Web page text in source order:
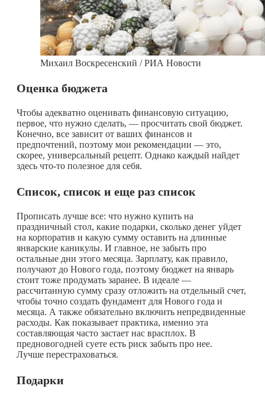
Михаил Воскресенский / РИА Новости
Оценка бюджета
Чтобы адекватно оценивать финансовую ситуацию,
первое, что нужно сделать, — просчитать свой бюджет.
Конечно, все зависит от ваших финансов и
предпочтений, поэтому мои рекомендации — это,
скорее, универсальный рецепт. Однако каждый найдет
здесь что-то полезное для себя.
Список, список и еще раз список
Прописать лучше все: что нужно купить на
праздничный стол, какие подарки, сколько денег уйдет
на корпоратив и какую сумму оставить на длинные
январские каникулы. И главное, не забыть про
остальные дни этого месяца. Зарплату, как правило,
получают до Нового года, поэтому бюджет на январь
стоит тоже продумать заранее. В идеале —
рассчитанную сумму сразу отложить на отдельный счет,
чтобы точно создать фундамент для Нового года и
месяца. А также обязательно включить непредвиденные
расходы. Как показывает практика, именно эта
составляющая часто застает нас врасплох. В
предновогодней суете есть риск забыть про нее.
Лучше перестраховаться.
Подарки